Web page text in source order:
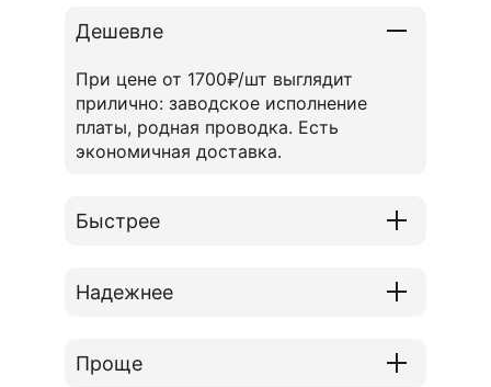
Дешевле
При цене от 1700₽/шт выглядит
прилично: заводское исполнение
платы, родная проводка. Есть
экономичная доставка.
Быстрее
Надежнее
Проще